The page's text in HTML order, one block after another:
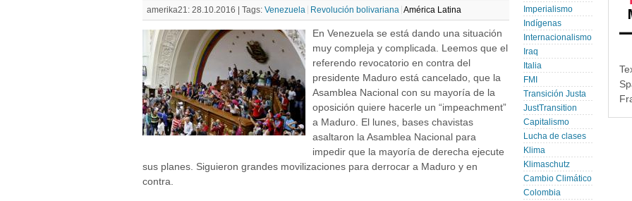
amerika21: 28.10.2016 | Tags: Venezuela Revolución bolivariana América Latina
En Venezuela se está dando una situación
muy compleja y complicada. Leemos que el
referendo revocatorio en contra del
presidente Maduro está cancelado, que la
Asamblea Nacional con su mayoría de la
oposición quiere hacerle un “impeachment”
a Maduro. El lunes, bases chavistas
asaltaron la Asamblea Nacional para
impedir que la mayoría de derecha ejecute
sus planes. Siguieron grandes movilizaciones para derrocar a Maduro y en
contra.
Imperialismo
Indígenas
Internacionalismo
Iraq
Italia
FMI
Transición Justa
JustTransition
Capitalismo
Lucha de clases
Klima
Klimaschutz
Cambio Climático
Colombia